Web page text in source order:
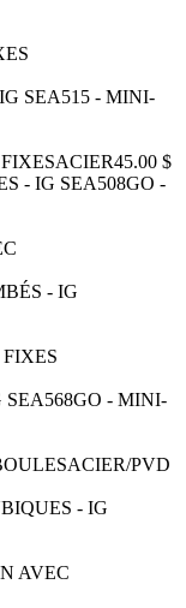
ACIER45.00 $
ACIER/PVD
AVEC